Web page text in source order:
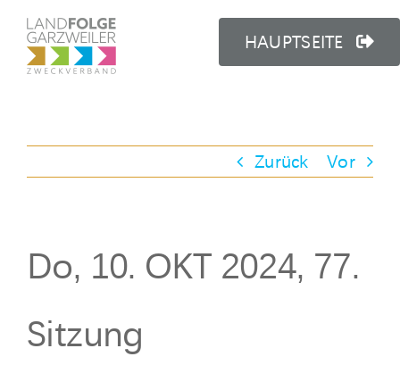
Inhalt
springen
HAUPTSEITE
Zurück Vor
Do, 10. OKT 2024, 77.
Sitzung